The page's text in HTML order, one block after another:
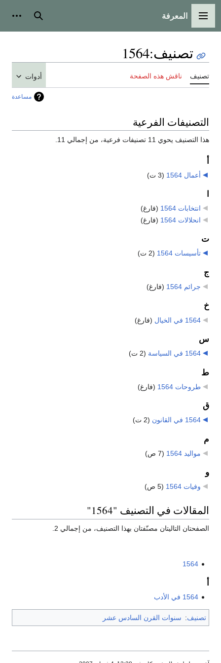
القائمة الرئيسية
المعرفة بحث
تصنيف:
1564
تصنيف ناقش هذه الصفحة أدوات
مساعدة
التصنيفات الفرعية
هذا التصنيف يحوي 11 تصنيفات فرعية، من إجمالي 11.
أعمال 1564 (3 ت)
انتخابات 1564
(فارغ)
انحلالات 1564
(فارغ)
ت
تأسيسات 1564 (2 ت)
ج
جرائم 1564 (فارغ)
خ
1564 في الخيال (فارغ)
س
1564 في السياسة (2 ت)
ط
طروحات 1564 (فارغ)
ق
1564 في القانون (2 ت)
م
مواليد 1564 (7 ص)
و
وفيات 1564 (5 ص)
المقالات في التصنيف "1564"
الصفحتان التاليتان مصنّفتان بهذا التصنيف، من إجمالي 2.
1564
1564 في الأدب
تصنيف: سنوات القرن السادس عشر